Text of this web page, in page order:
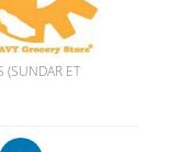
(SUNDAR ET